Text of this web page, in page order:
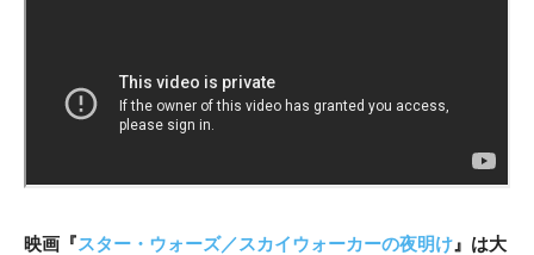
映画『スター・ウォーズ／スカイウォーカーの夜明け 』は大